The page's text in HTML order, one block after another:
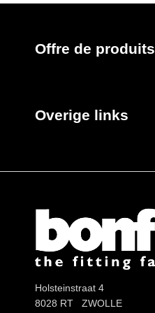
Par boîte
Offre de produits
Overige links
Holsteinstraat 4
8028 RT ZWOLLE